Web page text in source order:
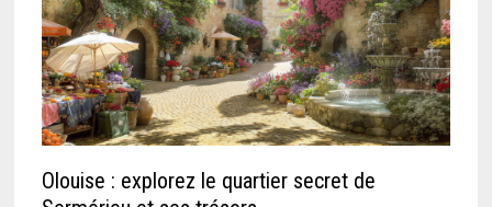
Olouise : explorez le quartier secret de